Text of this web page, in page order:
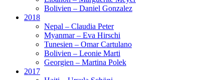
Bolivien – Daniel Gonzalez
2018
Nepal – Claudia Peter
Myanmar – Eva Hirschi
Tunesien – Omar Cartulano
Bolivien – Leonie Marti
Georgien – Martina Polek
2017